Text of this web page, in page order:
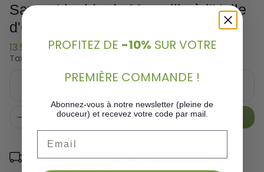
Savon Liquide de Marseille à l'Huile
d'Olive 1L
13.50€
Taxes incluses.
Ajouter au panier
Informations sur la livraison
PROFITEZ DE -10% SUR VOTRE
PREMIÈRE COMMANDE !
Abonnez-vous à notre newsletter (pleine de
douceur) et recevez votre code par mail.